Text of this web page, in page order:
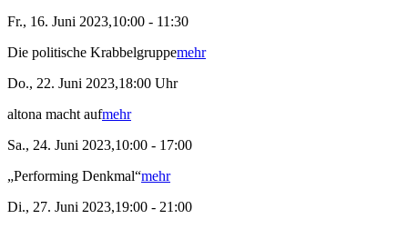
Fr., 16. Juni 2023,10:00 - 11:30
Die politische Krabbelgruppemehr
Do., 22. Juni 2023,18:00 Uhr
altona macht aufmehr
Sa., 24. Juni 2023,10:00 - 17:00
„Performing Denkmal“mehr
Di., 27. Juni 2023,19:00 - 21:00